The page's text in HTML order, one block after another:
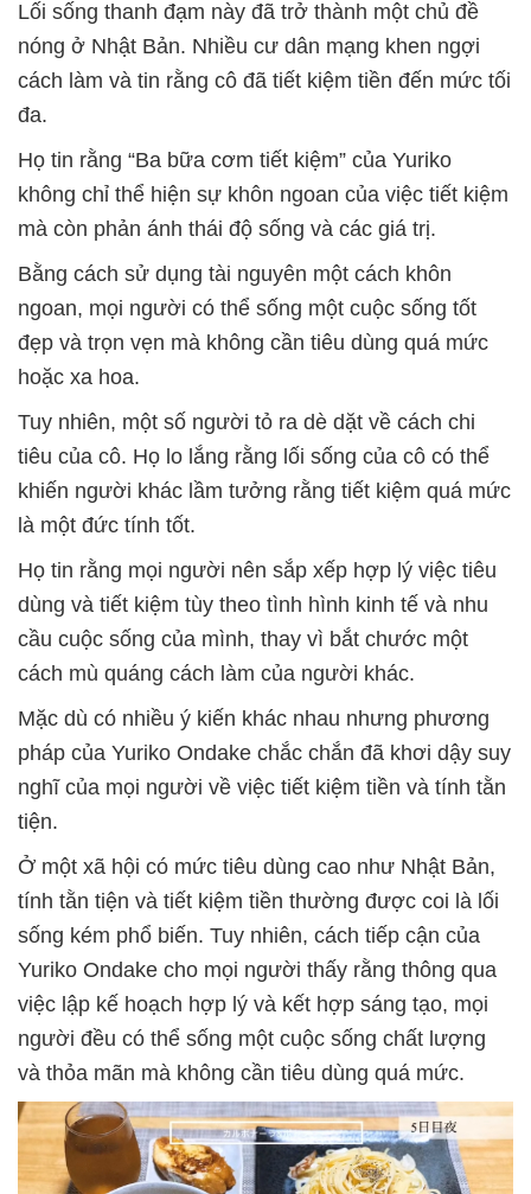
Lối sống thanh đạm này đã trở thành một chủ đề
nóng ở Nhật Bản. Nhiều cư dân mạng khen ngợi
cách làm và tin rằng cô đã tiết kiệm tiền đến mức tối
đa.
Họ tin rằng “Ba bữa cơm tiết kiệm” của Yuriko
không chỉ thể hiện sự khôn ngoan của việc tiết kiệm
mà còn phản ánh thái độ sống và các giá trị.
Bằng cách sử dụng tài nguyên một cách khôn
ngoan, mọi người có thể sống một cuộc sống tốt
đẹp và trọn vẹn mà không cần tiêu dùng quá mức
hoặc xa hoa.
Tuy nhiên, một số người tỏ ra dè dặt về cách chi
tiêu của cô. Họ lo lắng rằng lối sống của cô có thể
khiến người khác lầm tưởng rằng tiết kiệm quá mức
là một đức tính tốt.
Họ tin rằng mọi người nên sắp xếp hợp lý việc tiêu
dùng và tiết kiệm tùy theo tình hình kinh tế và nhu
cầu cuộc sống của mình, thay vì bắt chước một
cách mù quáng cách làm của người khác.
Mặc dù có nhiều ý kiến khác nhau nhưng phương
pháp của Yuriko Ondake chắc chắn đã khơi dậy suy
nghĩ của mọi người về việc tiết kiệm tiền và tính tằn
tiện.
Ở một xã hội có mức tiêu dùng cao như Nhật Bản,
tính tằn tiện và tiết kiệm tiền thường được coi là lối
sống kém phổ biến. Tuy nhiên, cách tiếp cận của
Yuriko Ondake cho mọi người thấy rằng thông qua
việc lập kế hoạch hợp lý và kết hợp sáng tạo, mọi
người đều có thể sống một cuộc sống chất lượng
và thỏa mãn mà không cần tiêu dùng quá mức.